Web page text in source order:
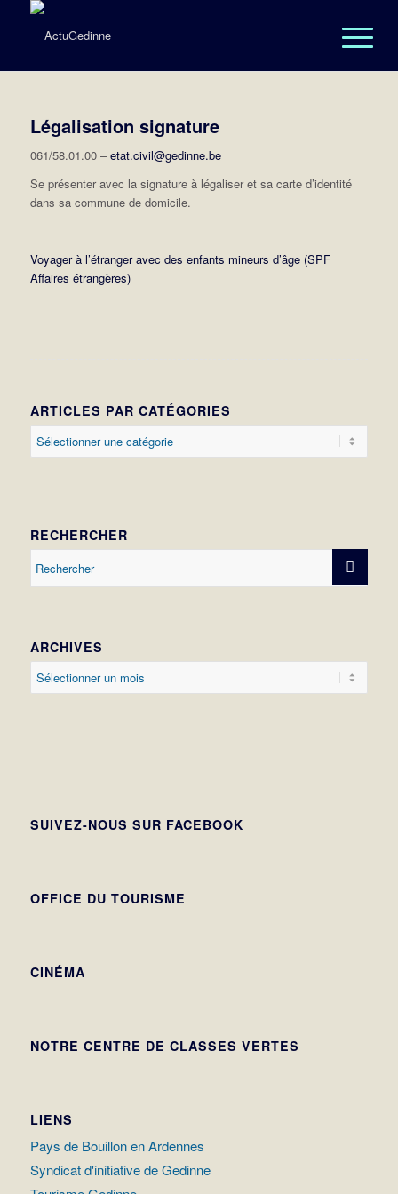
Légalisation signature
061/58.01.00 –etat.civil@gedinne.be
Se présenter avec la signature à légaliser et sa carte d’identité
dans sa commune de domicile.
Voyager à l’étranger avec des enfants mineurs d’âge (SPF
Affaires étrangères)
ARTICLES PAR CATÉGORIES
RECHERCHER
ARCHIVES
SUIVEZ-NOUS SUR FACEBOOK
OFFICE DU TOURISME
CINÉMA
NOTRE CENTRE DE CLASSES VERTES
LIENS
Pays de Bouillon en Ardennes
Syndicat d'initiative de Gedinne